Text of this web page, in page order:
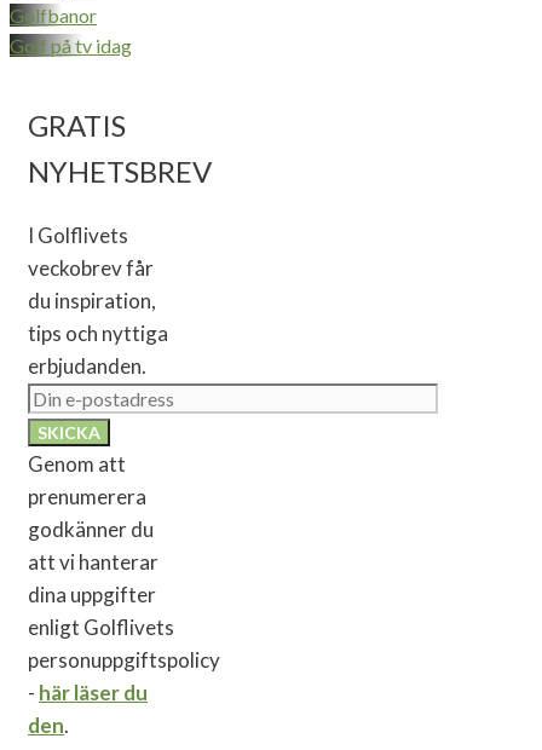
Golfbanor
Golf på tv idag
GRATIS
NYHETSBREV
I Golflivets
veckobrev får
du inspiration,
tips och nyttiga
erbjudanden.
Genom att
prenumerera
godkänner du
att vi hanterar
dina uppgifter
enligt Golflivets
personuppgiftspolicy
- här läser du
den.